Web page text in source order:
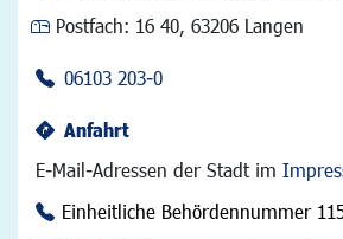
Postfach: 16 40, 63206 Langen
06103 203-0
Anfahrt
E-Mail-Adressen der Stadt im
Einheitliche Behördennummer